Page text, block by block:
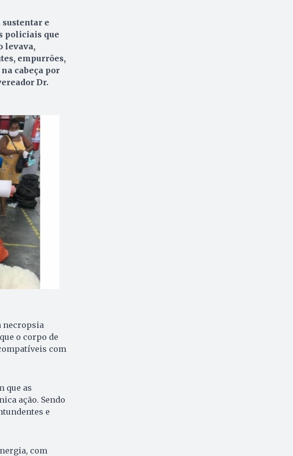
sustentar e
policiais que
levava,
empurrões,
cabeça por
Dr.
necropsia
o corpo de
com
que as
ação. Sendo
e
com